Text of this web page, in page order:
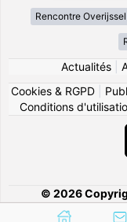
Rencontre Overijssel
Actualités|
Cookies & RGPD
Conditions
© 2026